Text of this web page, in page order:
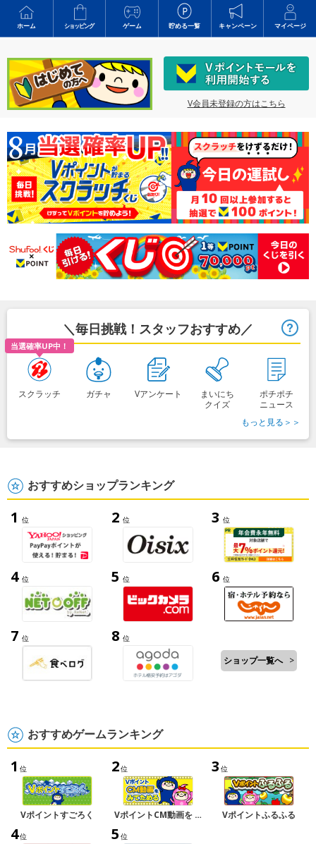
ホーム ショッピング ゲーム 貯める一覧 キャンペーン マイページ
V会員未登録の方はこちら
＼毎日挑戦！スタッフおすすめ／
当選確率UP中！
スクラッチ ガチャ Vアンケート
まいにち
クイズ
ポチポチ
ニュース
もっと見る＞＞
おすすめショップランキング
1 位 2 位 3 位
4 位 5 位 6 位
7 位 8 位
ショップ一覧へ >
おすすめゲームランキング
1 位
Vポイントすごろく
2位
VポイントCM動画を …
3 位
Vポイントふるふる
4位 5 位